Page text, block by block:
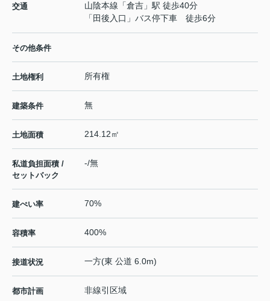
交通 山陰本線 「倉吉 」駅 徒歩40分
「田後入口」バス停下車 徒歩6分
その他条件
土地権利 所有権
建築条件 無
土地面積 214.12㎡
私道負担面積 /
セットバック
-/無
建ぺい率 70%
容積率 400%
接道状況 一方(東 公道 6.0m)
都市計画 非線引区域